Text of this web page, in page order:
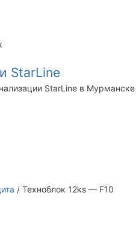
StarLine в Мурманске
/ Техноблок 12ks — F10